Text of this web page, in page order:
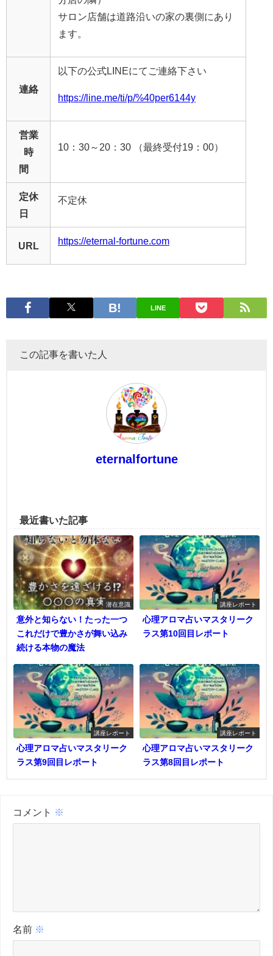
サロン店舗は道路沿いの家の裏側にあり
ます。
連絡
以下の公式LINEにてご連絡下さい
https://line.me/ti/p/%40per6144y
営業
時
間
10：30～20：30 （最終受付19：00）
定休
日
不定休
URL https://eternal-fortune.com
LINE
この記事を書いた人
eternalfortune
最近書いた記事
潜在意識
意外と知らない！たった一つ
これだけで豊かさが舞い込み
続ける本物の魔法
講座レポート
心理アロマ占いマスタリーク
ラス第10回目レポート
講座レポート
心理アロマ占いマスタリーク
ラス第9回目レポート
講座レポート
心理アロマ占いマスタリーク
ラス第8回目レポート
コメント ※
名前 ※